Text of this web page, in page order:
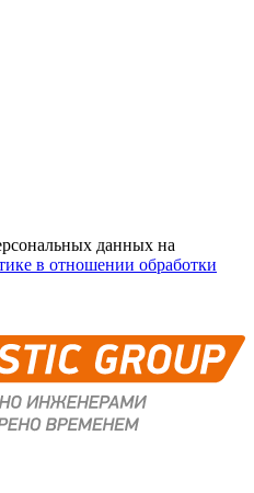
данных на
в отношении обработки